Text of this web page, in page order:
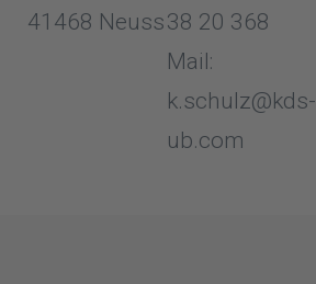
41468 Neuss38 20 368
Mail:
k.schulz@kds-
ub.com